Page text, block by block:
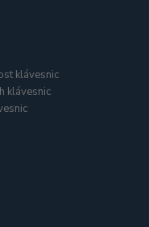
klávesnic
klávesnic